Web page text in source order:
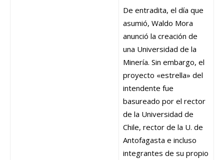
De entradita, el día que
asumió, Waldo Mora
anunció la creación de
una Universidad de la
Minería. Sin embargo, el
proyecto «estrella» del
intendente fue
basureado por el rector
de la Universidad de
Chile, rector de la U. de
Antofagasta e incluso
integrantes de su propio